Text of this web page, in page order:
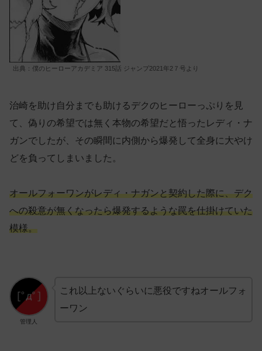
出典：僕のヒーローアカデミア 315話 ジャンプ2021年2７号より
治崎を助け自分までも助けるデクのヒーローっぷりを見
て、偽りの希望では無く本物の希望だと悟ったレディ・ナ
ガンでしたが、その瞬間に内側から爆発して全身に大やけ
どを負ってしまいました。
オールフォーワンがレディ・ナガンと契約した際に、デク
への殺意が無くなったら爆発するような罠を仕掛けていた
模様。
管理人
これ以上ないぐらいに悪役ですねオールフォ
ーワン